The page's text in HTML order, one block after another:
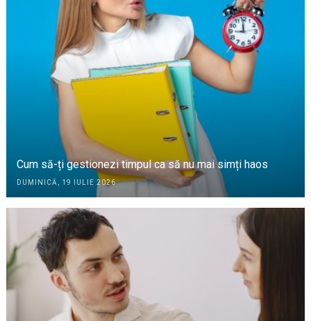
Cum să-ți gestionezi timpul ca să nu mai simți haos
DUMINICĂ, 19 IULIE 2026